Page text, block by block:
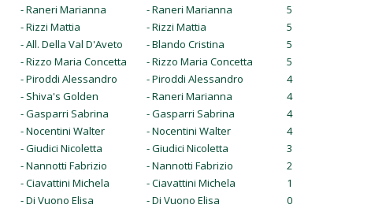
- Raneri Marianna - Raneri Marianna
5
- Rizzi Mattia - Rizzi Mattia
5
- All. Della Val D'Aveto - Blando Cristina
5
- Rizzo Maria Concetta - Rizzo Maria Concetta
5
- Piroddi Alessandro - Piroddi Alessandro
4
- Shiva's Golden - Raneri Marianna
4
- Gasparri Sabrina - Gasparri Sabrina
4
- Nocentini Walter - Nocentini Walter
4
- Giudici Nicoletta - Giudici Nicoletta
3
- Nannotti Fabrizio - Nannotti Fabrizio
2
- Ciavattini Michela - Ciavattini Michela
1
- Di Vuono Elisa - Di Vuono Elisa
0